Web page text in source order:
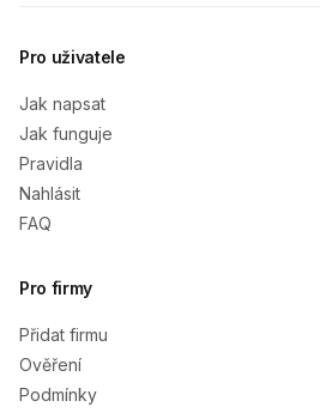
Pro uživatele
Jak napsat
Jak funguje
Pravidla
Nahlásit
FAQ
Pro firmy
Přidat firmu
Ověření
Podmínky